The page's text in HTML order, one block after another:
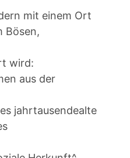
mit einem Ort
Bösen,
wird:
aus der
jahrtausendealte